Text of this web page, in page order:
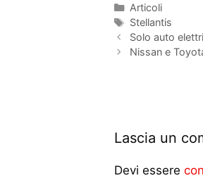
Articoli
Stellantis
Solo auto
Nissan e
Lascia un
Devi essere